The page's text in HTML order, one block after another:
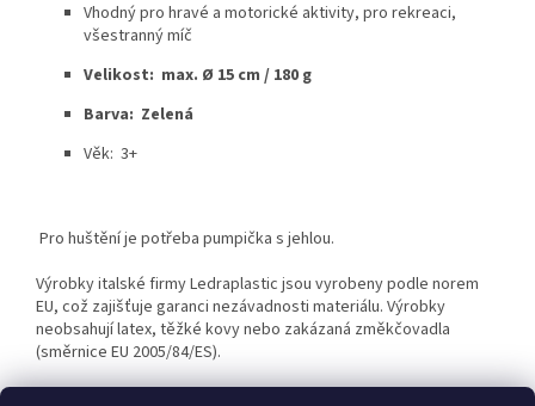
Vhodný pro hravé a motorické aktivity, pro rekreaci,
všestranný míč
Velikost: max. Ø 15 cm / 180 g
Barva: Zelená
Věk: 3+
Pro huštění je potřeba pumpička s jehlou.
Výrobky italské firmy Ledraplastic jsou vyrobeny podle norem
EU, což zajišťuje garanci nezávadnosti materiálu. Výrobky
neobsahují latex, těžké kovy nebo zakázaná změkčovadla
(směrnice EU 2005/84/ES).